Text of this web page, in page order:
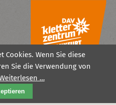
Cookies. Wenn Sie diese
Sie die Verwendung von
…